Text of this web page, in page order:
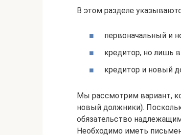
В этом разделе
первоначальный и
кредитор, но лишь
кредитор и новый
Мы рассмотрим вариант,
новый должники).
обязательство
Необходимо иметь